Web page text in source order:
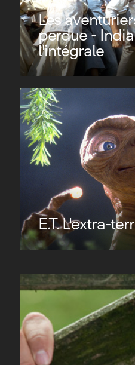
Les
perdue -
l'intégrale
E.T. L'extra-